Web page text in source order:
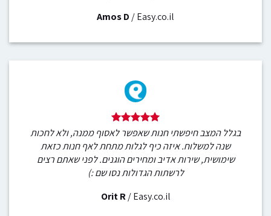
Amos D /Easy.co.il
בגלל המצב חיפשתי חנות שאפשר לאסוף ממנה, ולא לחכות
שנה למשלוח. איזה כיף לגלות מתחת לאף חנות כזאת
שימושית, שירות אדיב ומחירים הוגנים. לפני שאתם רצים
לרשתות הגדולות נסו שם :)
Orit R /Easy.co.il